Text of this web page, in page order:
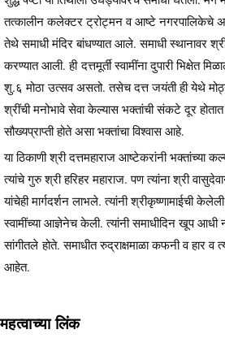
तत्कालीन कलेक्टर ट्रोट्मन व आष्टे नगरपालिकेचे
तेथे समाधी मंदिर बांधण्यात आले. समाधी स्थानावर श्री
करण्यात आली. ही दत्तमूर्ती स्वामींना दुपारी भिक्षेत
शु.६ मोठा उत्सव असतो. तसेच दत्त जयंती ही येथे
श्रींची मनोभावे सेवा केल्यास भक्तांची संकटे दूर
सौख्यप्राप्ती होते असा भक्तांचा विश्वास आहे.
या ठिकाणी श्री दत्तमहाराज आष्टेकरांनी भक्तांच्या
त्यांचे गुरु श्री हरिहर महाराज. पण त्यांना श्री
यांचेही मार्गदर्शन लाभले. त्यांनी श्रीकृष्णामाईची
स्वामींच्या आज्ञेनेच केली. त्यांनी समाधीदिन खूप
सांगीतले होते. समाधीत रुद्राक्षमाळा कफनी व हार व
आहेत.
महत्वाच्या लिंक